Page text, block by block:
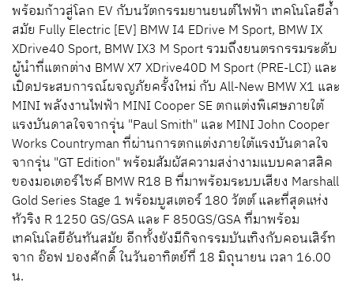
พร้อมก้าวสู่โลก EV กับนวัตกรรมยานยนต์ไฟฟ้า เทคโนโลยีล้ำ
สมัย Fully Electric [EV] BMW I4 EDrive M Sport, BMW IX
XDrive40 Sport, BMW IX3 M Sportรวมถึงยนตรกรรมระดับ
ผู้นำที่แตกต่าง BMW X7 XDrive40D M Sport (PRE-LCI) และ
เปิดประสบการณ์ผจญภัยครั้งใหม่ กับAll-New BMW X1 และ
MINIพลังงานไฟฟ้า MINI Cooper SEตกแต่งพิเศษภายใต้
แรงบันดาลใจจากรุ่น "Paul Smith" และ MINI John Cooper
Works Countrymanที่ผ่านการตกแต่งภายใต้แรงบันดาลใจ
จากรุ่น "GT Edition"พร้อมสัมผัสความสง่างามแบบคลาสสิค
ของมอเตอร์ไซค์BMW R18 Bที่มาพร้อมระบบเสียง Marshall
Gold Series Stage 1พร้อมบูสเตอร์180วัตต์และที่สุดแห่ง
ทัวริง R 1250 GS/GSAและ F 850GS/GSAที่มาพร้อม
เทคโนโลยีอันทันสมัย อีกทั้งยังมีกิจกรรมบันเทิงกับคอนเสิร์ท
จาก อ๊อฟ ปองศักดิ์ในวันอาทิตย์ที่ 18 มิถุนายน เวลา 16.00
น.